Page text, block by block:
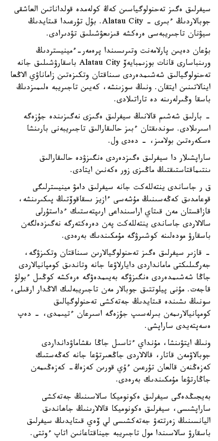
سيفرلىق ەگىز تەحنولوگياسىن كەڭ كولەمدە قولداناتىن العاشقى
جوبالاردىڭ ءبىرى - Alatau City. بۇل تۇرعىدا قىتايدىڭ
سيۋنان تاجىريبەسى ەرەكشە قىزىعۋشىلىق تۋدىرادى.
بۇعان دەيىن پارلامەنت وتىرىسىندا پرەمەر-ءمينيستردىڭ
ورىنباسارى قانات بوزىمبايەۆ Alatau City باسقارۋشىلىق جانە
تەحنولوگيالىق شەشىمدەردى سىناقتان وتكىزەتىن زاماناۋي الاڭعا
اينالاتىنىن ايتقان. ونىڭ سوزىنشە، كەيىن تاجىريبە ەلىمىزدىڭ
باسقا وڭىرلەرىنە دە تاراتىلادى.
- بارلىق شەشىم قالانىڭ سيفرلىق ەگىزى نەگىزىندە جۇزەگە
اسىرىلادى. سوندىقتان ءبىز حالىقارالىق تاجىريبەنى بارىنشا
ەسكەرەتىن بولامىز، - دەدى ول.
ساراپشىلار دا سيفرلىق ەگىزدەردى ەنگىزۋدە حالىقارالىق
ىنتىماقتاستىقتىڭ ماڭىزى زور ەكەنىن ايتادى.
ق ر جاساندى ينتەللەكت جانە سيفرلىق دامۋ مينيسترلىگى
قوعامدىق كەڭەسىنىڭ مۇشەسى ءازيز ىسقاقوۆتىڭ پىكىرىنشە،
قازاقستان مەن قىتاي اراسىنداعى ارىپتەستىك ءداستۇرلى
سالالاردى جاساندى ينتەللەكت پەن دەرەكتەرگە نەگىزدەلگەن
باسقارۋ مودەلىنە كوشىرۋگە مۇمكىندىك بەرەدى.
- قازىر سيفرلىق ەگىز تەحنولوگيالارىن سىناقتان وتكىزۋگە،
جەرگىلىكتى مامانداردى دايارلاۋعا جانە وتاندىق كومپانيالاردى
جاڭا شەشىمدەردى ەنگىزۋگە بەيىمدەۋگە ەرەكشە كوڭىل ءبولۋ
قاجەت. مۇنى پيلوتتىق جوبالار مەن تاجىريبەلىك الاڭدار ارقىلى،
سونىڭ ىشىندە قىتايدىڭ جەتەكشى تەحنولوگيالىق
كومپانيالارىمەن بىرلەسىپ جۇزەگە اسىرعان ءتيىمدى، - دەپ
ەسەپتەيدى ساراپشى.
ونىڭ ايتۋىنشا، مۇنداي ءتاسىل جاڭا ىقشاماۋدانداردى
جوبالاۋمەن قاتار، قالالاردى جاڭعىرتۋعا جانە كەڭەستىك
كەزەڭنەن قالعان تۇرعىن ءۇي قورىن كەزەڭ- كەزەڭىمەن
جاڭارتۋعا مۇمكىندىك بەرەدى.
بەيجىڭدەگى سيفرلىق ەكونوميكا سالاسىنىڭ جەتەكشى
ساراپشىسى، سيفرلىق ەكونوميكا قالالارىنىڭ جاھاندىق
اليانسىنىڭ زەرتتەۋ جەتەكشىسى لي ۆەي قىتايدىڭ سيفرلىق
باسقارۋ سالاسىندا مول تاجىريبە جيناقتاعانىن اتاپ ءوتتى.